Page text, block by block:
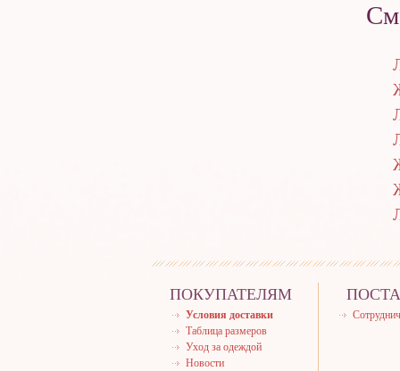
ПОКУПАТЕЛЯМ
Условия доставки
Таблица размеров
Уход за одеждой
Новости